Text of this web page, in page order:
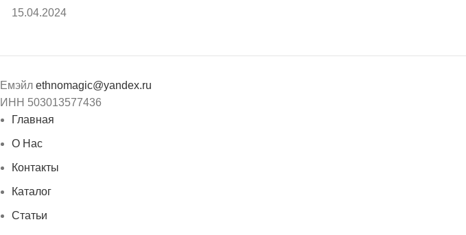
15.04.2024
Емэйл ethnomagic@yandex.ru
ИНН 503013577436
Главная
О Нас
Контакты
Каталог
Статьи